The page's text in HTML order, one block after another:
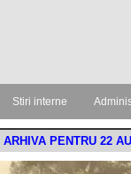
Stiri interne
ARHIVA PENTRU 22